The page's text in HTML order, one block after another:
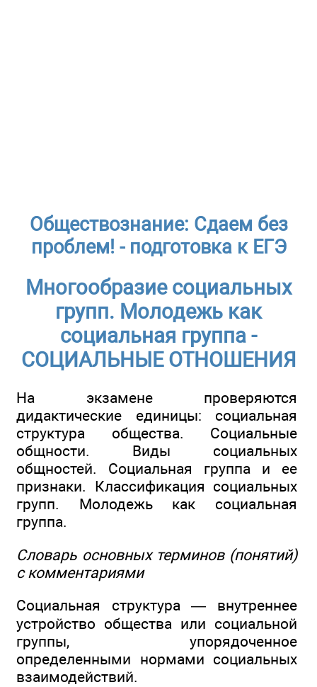
Обществознание: Сдаем без
проблем! - подготовка к ЕГЭ
Многообразие социальных
групп. Молодежь как
социальная группа -
СОЦИАЛЬНЫЕ ОТНОШЕНИЯ
На экзамене проверяются
дидактические единицы: социальная
структура общества. Социальные
общности. Виды социальных
общностей. Социальная группа и ее
признаки. Классификация социальных
групп. Молодежь как социальная
группа.
Словарь основных терминов (понятий)
с комментариями
Социальная структура — внутреннее
устройство общества или социальной
группы, упорядоченное
определенными нормами социальных
взаимодействий.